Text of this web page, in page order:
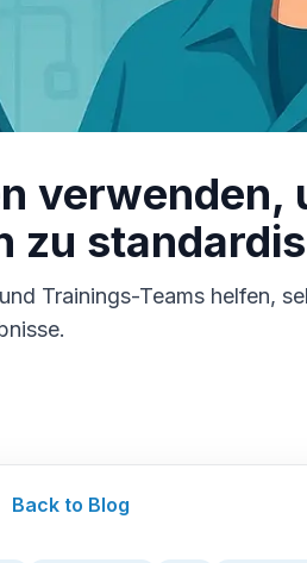
verwenden,
zu
Trainings-Teams helfen,
Back to Blog